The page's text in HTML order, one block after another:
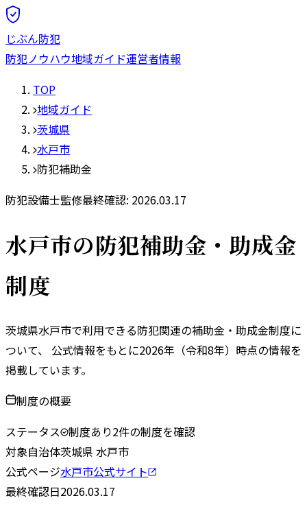
じぶん防犯
防犯ノウハウ地域ガイド運営者情報
TOP
地域ガイド
茨城県
水戸市
防犯補助金
防犯設備士監修最終確認: 2026.03.17
水戸市の防犯補助金・助成金
制度
茨城県水戸市で利用できる防犯関連の補助金・助成金制度に
ついて、 公式情報をもとに2026年（令和8年）時点の情報を
掲載しています。
制度の概要
ステータス 制度あり2件の制度を確認
対象自治体茨城県 水戸市
公式ページ水戸市公式サイト
最終確認日2026.03.17